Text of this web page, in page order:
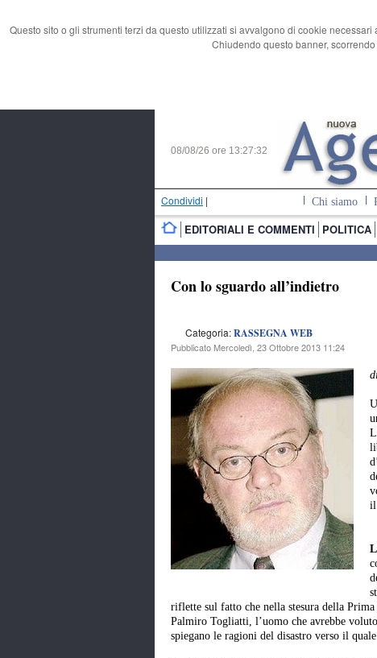
Questo sito o gli strumenti terzi da questo utilizzati si avvalgono di cookie
Chiudendo questo banner,
08/08/26 ore 13:27:33
Condividi | Chi siamo
EDITORIALI E COMMENTI POLITICA
Con lo sguardo all’indietro
Categoria:RASSEGNA WEB
Pubblicato Mercoledì, 23 Ottobre 2013 11:24
il
riflette sul fatto che nella stesura della
Palmiro Togliatti, l’uomo che avrebbe
spiegano le ragioni del disastro verso il